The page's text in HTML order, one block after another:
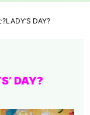
DAY?
DAY?